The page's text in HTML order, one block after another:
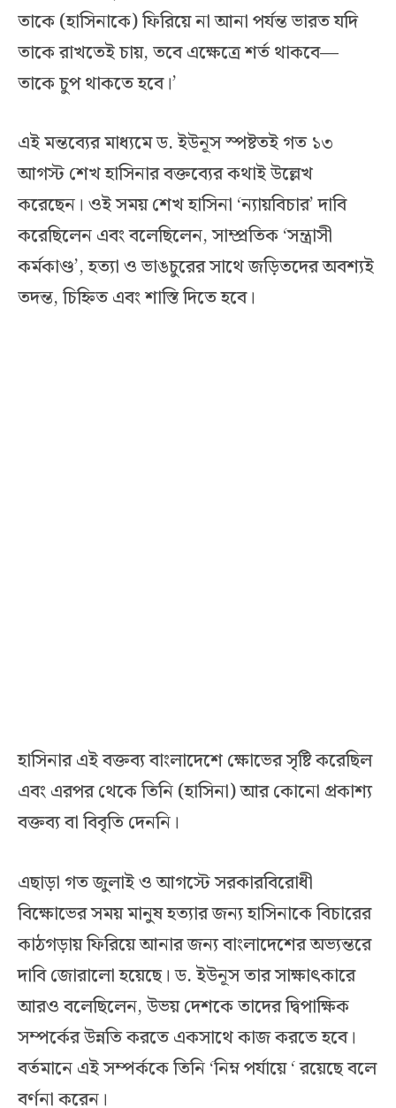
তাকে (হাসিনাকে) ফিরিয়ে না আনা পর্যন্ত ভারত যদি
তাকে রাখতেই চায়, তবে এক্ষেত্রে শর্ত থাকবে—
তাকে চুপ থাকতে হবে।’
এই মন্তব্যের মাধ্যমে ড. ইউনূস স্পষ্টতই গত ১৩
আগস্ট শেখ হাসিনার বক্তব্যের কথাই উল্লেখ
করেছেন। ওই সময় শেখ হাসিনা ‘ন্যায়বিচার’ দাবি
করেছিলেন এবং বলেছিলেন, সাম্প্রতিক ‘সন্ত্রাসী
কর্মকাণ্ড’, হত্যা ও ভাঙচুরের সাথে জড়িতদের অবশ্যই
তদন্ত, চিহ্নিত এবং শাস্তি দিতে হবে।
হাসিনার এই বক্তব্য বাংলাদেশে ক্ষোভের সৃষ্টি করেছিল
এবং এরপর থেকে তিনি (হাসিনা) আর কোনো প্রকাশ্য
বক্তব্য বা বিবৃতি দেননি।
এছাড়া গত জুলাই ও আগস্টে সরকারবিরোধী
বিক্ষোভের সময় মানুষ হত্যার জন্য হাসিনাকে বিচারের
কাঠগড়ায় ফিরিয়ে আনার জন্য বাংলাদেশের অভ্যন্তরে
দাবি জোরালো হয়েছে। ড. ইউনূস তার সাক্ষাৎকারে
আরও বলেছিলেন, উভয় দেশকে তাদের দ্বিপাক্ষিক
সম্পর্কের উন্নতি করতে একসাথে কাজ করতে হবে।
বর্তমানে এই সম্পর্ককে তিনি ‘নিম্ন পর্যায়ে ‘ রয়েছে বলে
বর্ণনা করেন।